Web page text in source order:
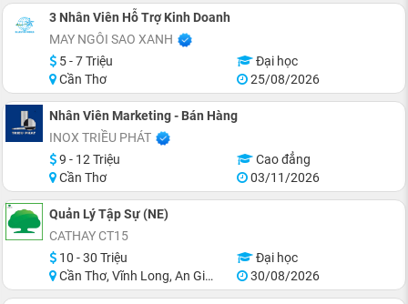
3 Nhân Viên Hỗ Trợ Kinh Doanh
MAY NGÔI SAO XANH
5 - 7 Triệu
Đại học
Cần Thơ
25/08/2026
Nhân Viên Marketing - Bán Hàng
INOX TRIỀU PHÁT
9 - 12 Triệu
Cao đẳng
Cần Thơ
03/11/2026
Quản Lý Tập Sự (NE)
CATHAY CT15
10 - 30 Triệu
Đại học
Cần Thơ, Vĩnh Long, An Giang, Hậu Giang, Hồ Chí Minh
30/08/2026